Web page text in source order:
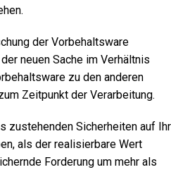
der Vorbehaltsware
neuen Sache im Verhältnis
zu den anderen
Zeitpunkt der Verarbeitung.
zustehenden Sicherheiten auf Ihr
als der realisierbare Wert
Forderung um mehr als